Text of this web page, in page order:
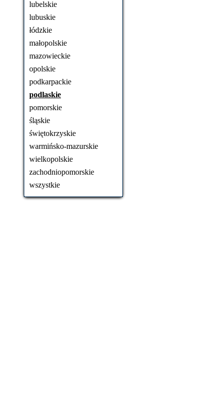
lubelskie
lubuskie
łódzkie
małopolskie
mazowieckie
opolskie
podkarpackie
podlaskie
pomorskie
śląskie
świętokrzyskie
warmińsko-mazurskie
wielkopolskie
zachodniopomorskie
wszystkie